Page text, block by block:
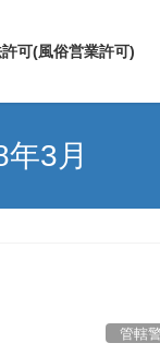
可(風俗営業許可)
3月
管轄